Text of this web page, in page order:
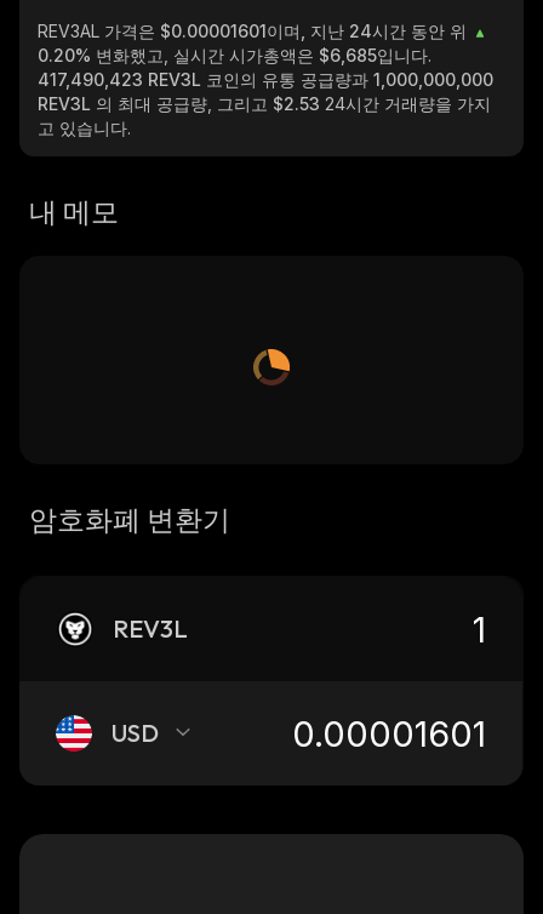
REV3AL 가격은 $0.00001601이며, 지난 24시간 동안 위
0.20% 변화했고, 실시간 시가총액은 $6,685입니다.
417,490,423 REV3L 코인의 유통 공급량과 1,000,000,000
REV3L 의 최대 공급량, 그리고 $2.53 24시간 거래량을 가지
고 있습니다.
내 메모
암호화폐 변환기
REV3L
USD